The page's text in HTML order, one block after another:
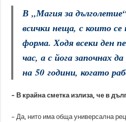
В „Магия за
всички неща, с които
форма. Ходя всеки ден
час, а с йога започнах
на50 години, когато
– В крайна сметка излиза, че в
– Да, нито има обща универсална